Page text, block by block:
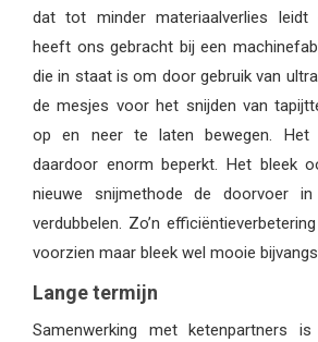
dat tot minder materiaalverlies leidt
heeft ons gebracht bij een
die in staat is om door gebruik van
de mesjes voor het snijden van
op en neer te laten bewegen. Het
daardoor enorm beperkt. Het bleek
nieuwe snijmethode de doorvoer in
verdubbelen. Zo’n
voorzien maar bleek wel mooie
Lange termijn
Samenwerking met ketenpartners